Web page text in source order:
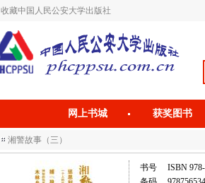
收藏中国人民公安大学出版社
网上书城 获奖图书
湘警故事（三）
书号
ISBN